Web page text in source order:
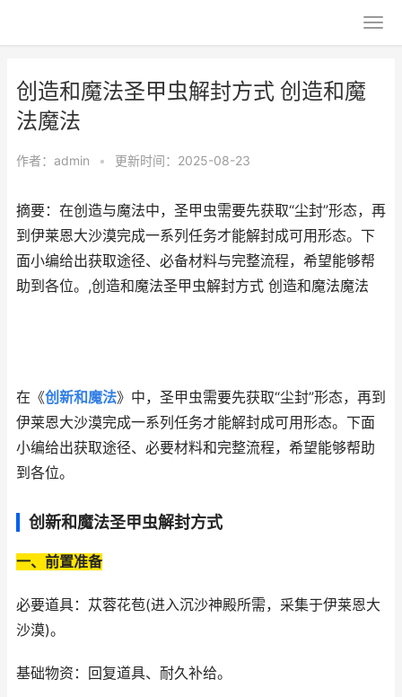
创造和魔法圣甲虫解封方式 创造和魔
法魔法
作者： admin • 更新时间：2025-08-23
摘要：在创造与魔法中，圣甲虫需要先获取“尘封”形态，再
到伊莱恩大沙漠完成一系列任务才能解封成可用形态。下
面小编给出获取途径、必备材料与完整流程，希望能够帮
助到各位。,创造和魔法圣甲虫解封方式 创造和魔法魔法
在《创新和魔法》中，圣甲虫需要先获取“尘封”形态，再到
伊莱恩大沙漠完成一系列任务才能解封成可用形态。下面
小编给出获取途径、必要材料和完整流程，希望能够帮助
到各位。
创新和魔法圣甲虫解封方式
一、前置准备
必要道具：苁蓉花苞(进入沉沙神殿所需，采集于伊莱恩大
沙漠)。
基础物资：回复道具、耐久补给。